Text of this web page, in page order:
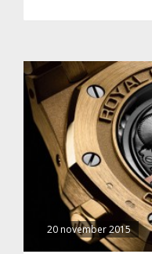
20 november 2015